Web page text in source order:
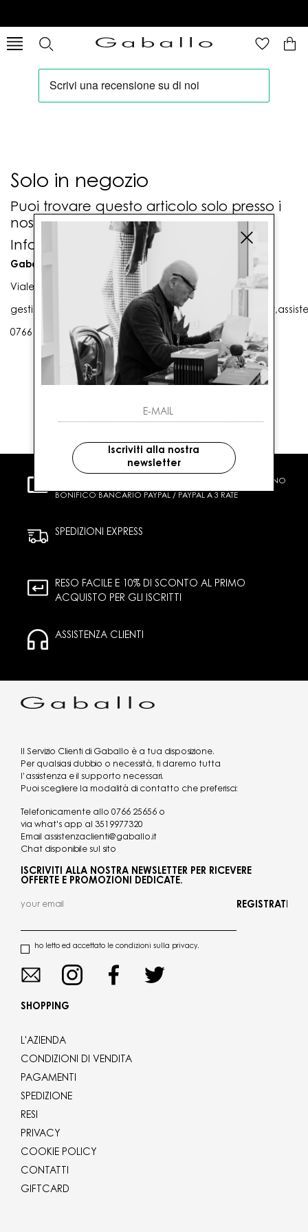
Solo in negozio
Puoi trovare questo articolo solo presso i
nostri punti vendita:
Info contatti
Gaballo Mario srl
Viale G. Matteotti n. 23 00053 Civitavecchia (RM)
0766 25656
CARTA DI CREDITO CONTRASSEGNO
BONIFICO BANCARIO PAYPAL / PAYPAL A 3 RATE
SPEDIZIONI EXPRESS
RESO FACILE E 10% DI SCONTO AL PRIMO
ACQUISTO PER GLI ISCRITTI
ASSISTENZA CLIENTI
Il Servizio Clienti di Gaballo è a tua disposizione.
Per qualsiasi dubbio o necessità, ti daremo tutta
l’assistenza e il supporto necessari.
Puoi scegliere la modalità di contatto che preferisci:
Telefonicamente allo 0766 25656 o
via what's app al 3519977320
Email assistenzaclienti@gaballo.it
Chat disponibile sul sito
ISCRIVITI ALLA NOSTRA NEWSLETTER PER RICEVERE
OFFERTE E PROMOZIONI DEDICATE.
ho letto ed accettato le condizioni sulla privacy.
REGISTRATI
SHOPPING
L'AZIENDA
CONDIZIONI DI VENDITA
PAGAMENTI
SPEDIZIONE
RESI
PRIVACY
COOKIE POLICY
CONTATTI
GIFTCARD
Iscriviti alla nostra
newsletter